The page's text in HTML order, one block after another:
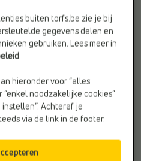
HIGH HEELS
NeroGiardini
buiten torfs.be zie je bij
gegevens delen en
gebruiken. Lees meer in
.
hieronder voor “alles
“enkel noodzakelijke cookies”
Achteraf je
via de link in de footer.